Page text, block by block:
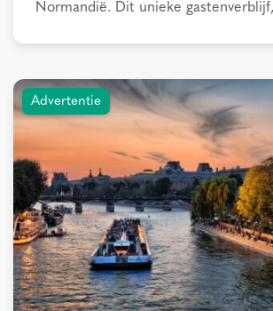
Normandië. Dit unieke
Advertentie